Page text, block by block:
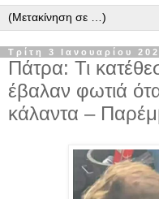
Τρίτη 3 Ιανουαρίου
Πάτρα: Τι
έβαλαν φωτιά
κάλαντα –